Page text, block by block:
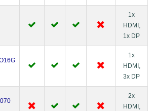
1x
HDMI,
1x DP
1x
HDMI,
3x DP
2x
HDMI,